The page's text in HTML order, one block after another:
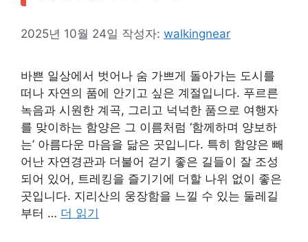
2025년 10월 24일 작성자: walkingnear
바쁜 일상에서 벗어나 숨 가쁘게 돌아가는 도시를
떠나 자연의 품에 안기고 싶은 계절입니다. 푸르른
녹음과 시원한 계곡, 그리고 넉넉한 품으로 여행자
를 맞이하는 함양은 그 이름처럼 ‘함께하며 양보하
는’ 아름다운 마음을 닮은 곳입니다. 특히 함양은 빼
어난 자연경관과 더불어 걷기 좋은 길들이 잘 조성
되어 있어, 트레킹을 즐기기에 더할 나위 없이 좋은
곳입니다. 지리산의 웅장함을 느낄 수 있는 둘레길
부터 … 더 읽기